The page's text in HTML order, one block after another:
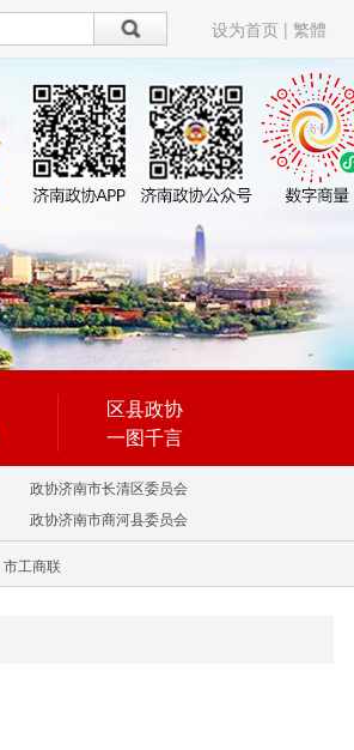
设为首页 | 繁體
区县政协
一图千言
政协济南市长清区委员会
政协济南市商河县委员会
市工商联